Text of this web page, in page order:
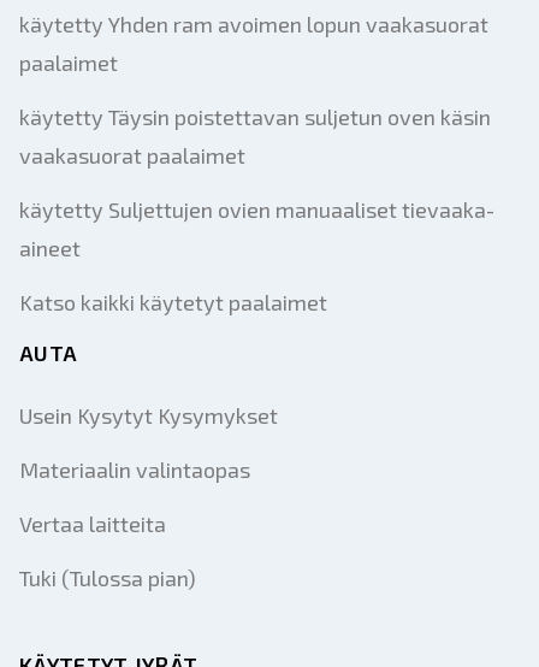
käytetty Yhden ram avoimen lopun vaakasuorat
paalaimet
käytetty Täysin poistettavan suljetun oven käsin
vaakasuorat paalaimet
käytetty Suljettujen ovien manuaaliset tievaaka-
aineet
Katso kaikki käytetyt paalaimet
AUTA
Usein Kysytyt Kysymykset
Materiaalin valintaopas
Vertaa laitteita
Tuki (Tulossa pian)